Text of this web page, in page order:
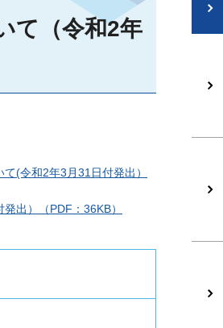
て（令和2年
(令和2年3月31日付発出）
出）（PDF：36KB）